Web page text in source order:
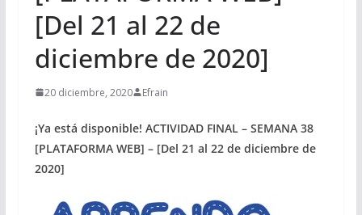
[Del 21 al 22 de
diciembre de 2020]
20 diciembre, 2020 Efrain
¡Ya está disponible! ACTIVIDAD FINAL – SEMANA 38
[PLATAFORMA WEB] – [Del 21 al 22 de diciembre de
2020]